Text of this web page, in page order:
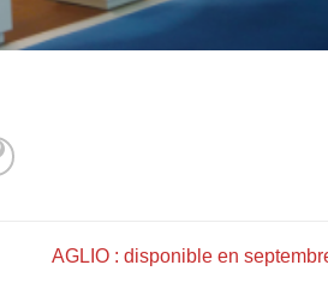
AGLIO : disponible en